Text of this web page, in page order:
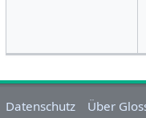
Datenschutz
Über